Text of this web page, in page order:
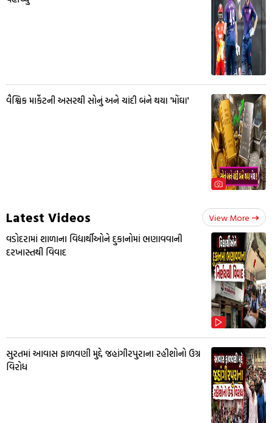
વૈશ્વિક માર્કેટની અસરથી સોનું અને ચાંદી બંને થયા 'મોંઘા'
Latest Videos View More
વડોદરામાં શાળાના વિદ્યાર્થીઓને દુકાનોમાં ભણાવવાની
દરખાસ્તથી વિવાદ
સુરતમાં આવાસ ફાળવણી મુદ્દે જહાંગીરપુરાના રહીશોનો ઉગ્ર
વિરોધ